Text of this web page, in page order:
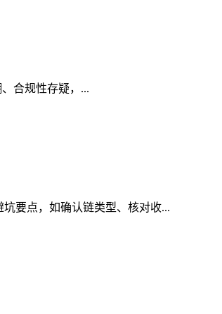
合规性存疑，...
要点，如确认链类型、核对收...